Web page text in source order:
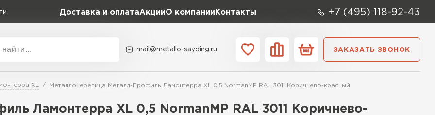
Доставка и оплатаАкцииО компании Контакты +7 (495) 118-92-43
Коллекция
Classic Grand Line
Доборные элементы
mail@metallo-sayding.ru ЗАКАЗАТЬ ЗВОНОК
XL Металлочерепица Металл-Профиль Ламонтерра XL 0,5 NormanMP RAL 3011 Коричнево-красный
Ламонтерра XL 0,5 NormanMP RAL 3011 Коричнево-